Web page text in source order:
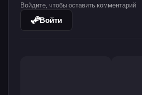
Войдите, чтобы оставить комментарий
Войти